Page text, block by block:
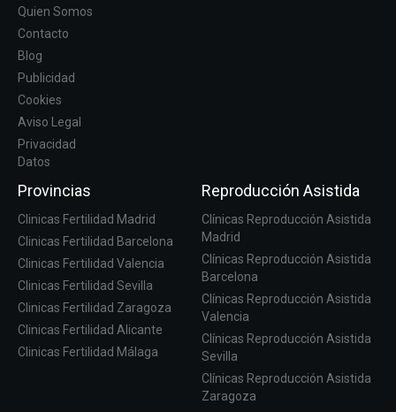
Quien Somos
Contacto
Blog
Publicidad
Cookies
Aviso Legal
Privacidad
Datos
Provincias
Clinicas Fertilidad Madrid
Clinicas Fertilidad Barcelona
Clinicas Fertilidad Valencia
Clinicas Fertilidad Sevilla
Clinicas Fertilidad Zaragoza
Clinicas Fertilidad Alicante
Clinicas Fertilidad Málaga
Reproducción Asistida
Clínicas Reproducción Asistida
Madrid
Clínicas Reproducción Asistida
Barcelona
Clínicas Reproducción Asistida
Valencia
Clínicas Reproducción Asistida
Sevilla
Clínicas Reproducción Asistida
Zaragoza